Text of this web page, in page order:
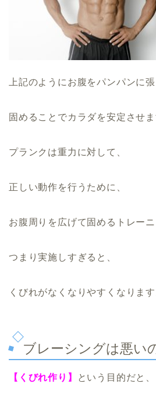
上記のようにお腹をパンパンに張
固めることでカラダを安定させま
プランクは重力に対して、
正しい動作を行うために、
お腹周りを広げて固めるトレーニ
つまり実施しすぎると、
くびれがなくなりやすくなります
ブレーシングは悪い
【くびれ作り】 という目的だと、